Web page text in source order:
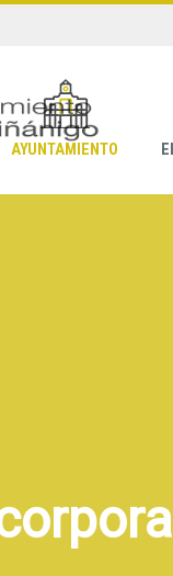
AYUNTAMIENTO